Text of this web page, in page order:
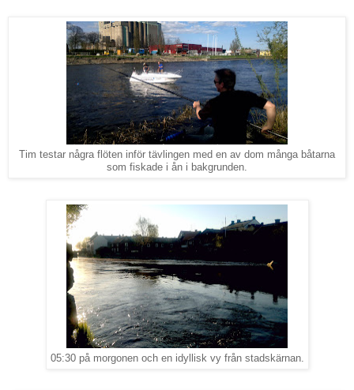
Tim testar några flöten inför tävlingen med en av dom många båtarna
som fiskade i ån i bakgrunden.
05:30 på morgonen och en idyllisk vy från stadskärnan.